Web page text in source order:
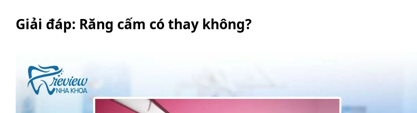
Giải đáp: Răng cấm có thay không?